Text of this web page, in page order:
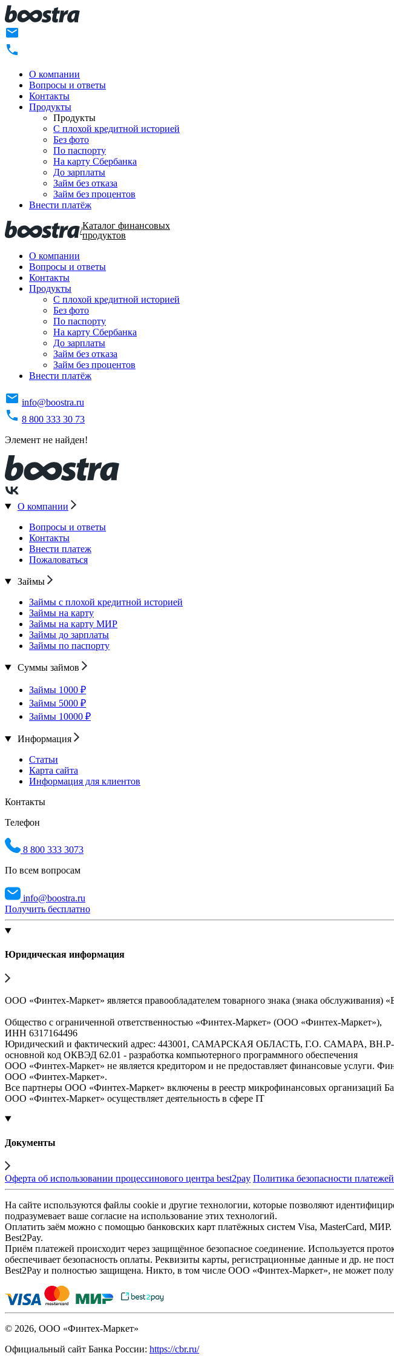
О компании
Вопросы и ответы
Контакты
Продукты
Продукты
C плохой кредитной историей
Без фото
По паспорту
На карту Сбербанка
До зарплаты
Займ без отказа
Займ без процентов
Внести платёж
/Каталог финансовых
продуктов
О компании
Вопросы и ответы
Контакты
Продукты
C плохой кредитной историей
Без фото
По паспорту
На карту Сбербанка
До зарплаты
Займ без отказа
Займ без процентов
Внести платёж
info@boostra.ru
8 800 333 30 73
Элемент не найден!
О компании
Вопросы и ответы
Контакты
Внести платеж
Пожаловаться
Займы
Займы с плохой кредитной историей
Займы на карту
Займы на карту МИР
Займы до зарплаты
Займы по паспорту
Суммы займов
Займы 1000 ₽
Займы 5000 ₽
Займы 10000 ₽
Информация
Статьи
Карта сайта
Информация для клиентов
Контакты
Телефон
8 800 333 3073
По всем вопросам
info@boostra.ru
Получить бесплатно
Юридическая информация
ООО «Финтех-Маркет» является правообладателем товарного знака (знака обслуживания)
Общество с ограниченной ответственностью «Финтех-Маркет» (ООО «Финтех-Маркет»),
ИНН 6317164496
Юридический и фактический адрес: 443001, САМАРСКАЯ ОБЛАСТЬ, Г.О. САМАРА,
основной код ОКВЭД 62.01 - разработка компьютерного программного обеспечения
ООО «Финтех-Маркет» не является кредитором и не предоставляет финансовые услуги.
ООО «Финтех-Маркет».
Все партнеры ООО «Финтех-Маркет» включены в реестр микрофинансовых организаций
ООО «Финтех-Маркет» осуществляет деятельность в сфере IT
Документы
Оферта об использовании процессинового центра best2pay Политика безопасности
На сайте используются файлы cookie и другие технологии, которые позволяют
подразумевает ваше согласие на использование этих технологий.
Оплатить заём можно с помощью банковских карт платёжных систем Visa, MasterCard, МИР.
Best2Pay.
Приём платежей происходит через защищённое безопасное соединение. Используется
обеспечивает безопасность оплаты. Реквизиты карты, регистрационные данные и др. не
Best2Pay и полностью защищена. Никто, в том числе ООО «Финтех-Маркет», не может
© 2026, ООО «Финтех-Маркет»
Официальный сайт Банка России: https://cbr.ru/